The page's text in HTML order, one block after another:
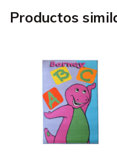
Productos